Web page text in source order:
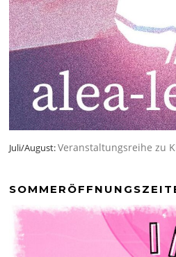
Juli/August:Veranstaltungsreihe zu